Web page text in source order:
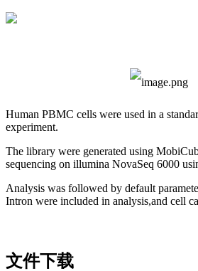
Human PBMC cells were used in a
experiment.
The library were generated using
sequencing on illumina NovaSeq 6000
Analysis was followed by default
Intron were included in analysis,and cell
文件下载